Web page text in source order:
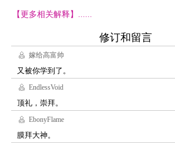
【更多相关解释】......